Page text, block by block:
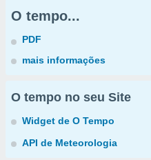
O tempo...
PDF
mais informações
O tempo no seu Site
Widget de O Tempo
API de Meteorologia